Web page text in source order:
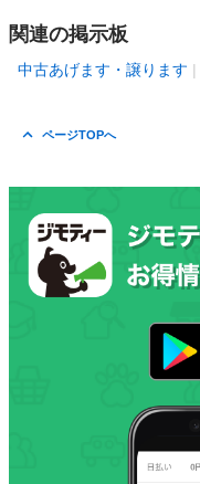
関連の掲示板
中古あげます・譲ります
ページTOPへ